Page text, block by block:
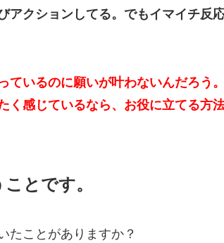
アクションしてる。でもイマイチ反
ているのに願いが叶わないんだろう。
く感じているなら、お役に立てる方
とです。
たことがありますか？